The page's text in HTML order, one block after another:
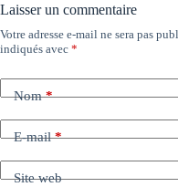
Laisser un commentaire
Votre adresse e-mail ne sera pas
indiqués avec *
Nom*
E-mail*
Site web